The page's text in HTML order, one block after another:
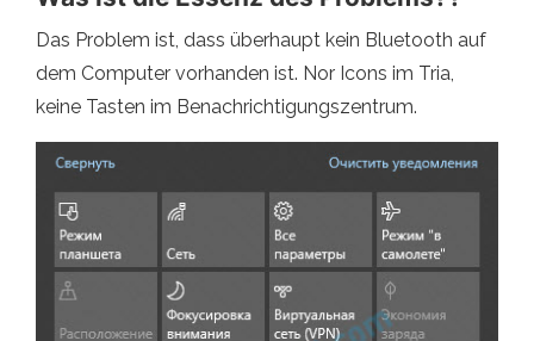
Das Problem ist, dass überhaupt kein Bluetooth auf
dem Computer vorhanden ist. Nor Icons im Tria,
keine Tasten im Benachrichtigungszentrum.